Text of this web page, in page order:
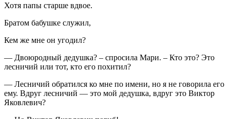
Хотя папы старше вдвое.
Братом бабушке служил,
Кем же мне он угодил?
— Двоюродный дедушка? – спросила Мари. – Кто это? Это
лесничий или тот, кто его похитил?
— Лесничий обратился ко мне по имени, но я не говорила его
ему. Вдруг лесничий — это мой дедушка, вдруг это Виктор
Яковлевич?